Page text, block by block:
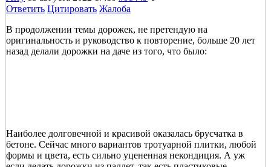
Ответить Цитировать Жалоба
В продолжении темы дорожек, не претендую на
оригинальность и руководство к повторение, больше 20 лет
назад делали дорожки на даче из того, что было:
Наиболее долговечной и красивой оказалась брусчатка в
бетоне. Сейчас много вариантов тротуарной плитки, любой
формы и цвета, есть сильно уцененная некондиция. А уж